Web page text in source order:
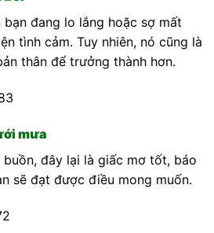
đang lo lắng hoặc sợ mất
tình cảm. Tuy nhiên, nó cũng là
thân để trưởng thành hơn.
mưa
buồn, đây lại là giấc mơ tốt, báo
sẽ đạt được điều mong muốn.